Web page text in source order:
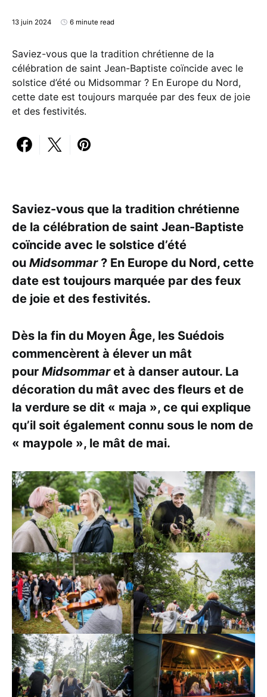
13 juin 2024 6 minute read
Saviez-vous que la tradition chrétienne de la
célébration de saint Jean-Baptiste coïncide avec le
solstice d’été ou Midsommar ? En Europe du Nord,
cette date est toujours marquée par des feux de joie
et des festivités.
Saviez-vous que la tradition chrétienne
de la célébration de saint Jean-Baptiste
coïncide avec le solstice d’été
ou Midsommar? En Europe du Nord, cette
date est toujours marquée par des feux
de joie et des festivités.
Dès la fin du Moyen Âge, les Suédois
commencèrent à élever un mât
pour Midsommaret à danser autour. La
décoration du mât avec des fleurs et de
la verdure se dit « maja », ce qui explique
qu’il soit également connu sous le nom de
« maypole », le mât de mai.